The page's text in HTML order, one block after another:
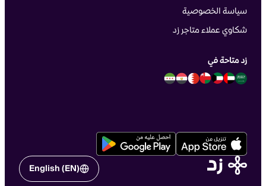
سياسة الخصوصية
شكاوي عملاء متاجر زد
زد متاحة في
English (EN)